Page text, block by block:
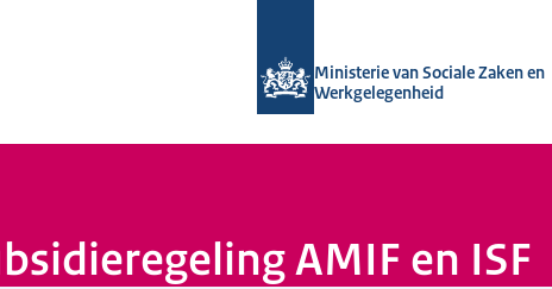
Ministerie van Sociale Zaken en
Werkgelegenheid
AMIF en ISF